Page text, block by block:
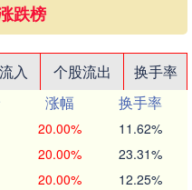
跌榜
入 个股流出
换手率
涨幅
换手率
20.00% 11.62%
20.00% 23.31%
20.00% 12.25%